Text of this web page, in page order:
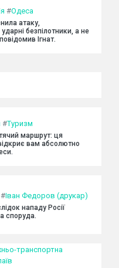
#Одеса
атаку,
безпілотники, а не
Ігнат.
#Туризм
маршрут: ця
вам абсолютно
#Іван Федоров (друкар)
нападу Росії
споруда.
транспортна